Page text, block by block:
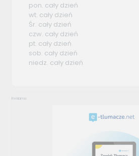
pon. cały dzień
wt. cały dzień
Śr. cały dzień
czw. cały dzień
pt. cały dzień
sob. cały dzień
niedz. cały dzień
Reklama